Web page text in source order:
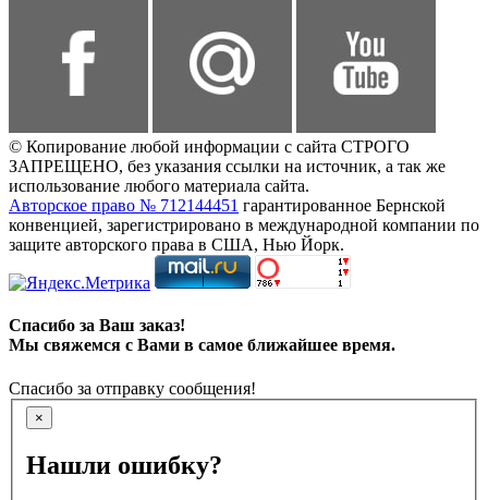
© Копирование любой информации с сайта СТРОГО
ЗАПРЕЩЕНО, без указания ссылки на источник, а так же
использование любого материала сайта.
Авторское право № 712144451 гарантированное Бернской
конвенцией, зарегистрировано в международной компании по
защите авторского права в США, Нью Йорк.
Спасибо за Ваш заказ!
Мы свяжемся с Вами в самое ближайшее время.
Спасибо за отправку сообщения!
×
Нашли ошибку?